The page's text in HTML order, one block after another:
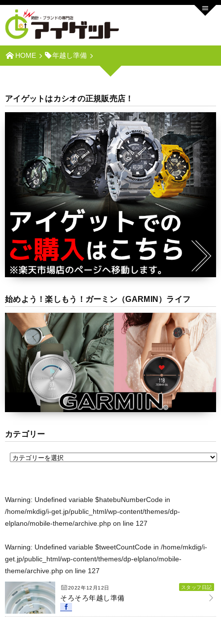
HOME 年越し準備
アイゲットはカシオの正規販売店！
始めよう！楽しもう！ガーミン（GARMIN）ライフ
カテゴリー
Warning: Undefined variable $hatebuNumberCode in
/home/mkdig/i-get.jp/public_html/wp-content/themes/dp-
elplano/mobile-theme/archive.php on line 127
Warning: Undefined variable $tweetCountCode in /home/mkdig/i-
get.jp/public_html/wp-content/themes/dp-elplano/mobile-
theme/archive.php on line 127
2022年12月12日 スタッフ日記
そろそろ年越し準備